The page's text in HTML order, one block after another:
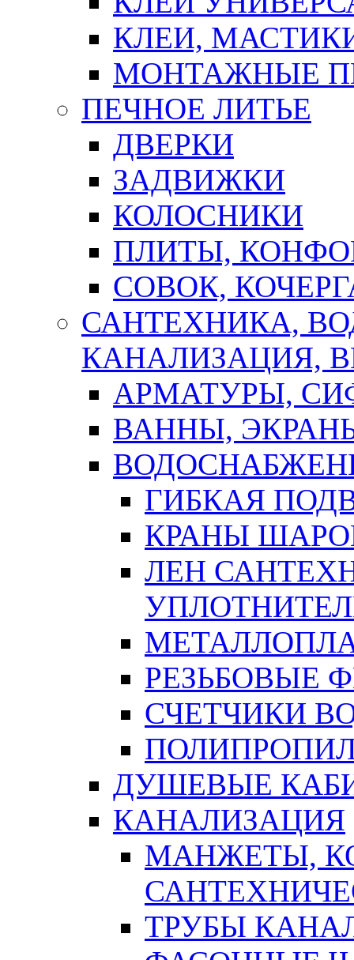
КЛЕИ,
МОНТАЖНЫЕ
ПЕЧНОЕ ЛИТЬЕ
ДВЕРКИ
ЗАДВИЖКИ
КОЛОСНИКИ
ПЛИТЫ,
СОВОК,
САНТЕХНИКА,
КАНАЛИЗАЦИЯ,
АРМАТУРЫ,
ВАННЫ,
ГИБКАЯ
КРАНЫ
ЛЕН
РЕЗЬБОВЫЕ
СЧЕТЧИКИ
ДУШЕВЫЕ
КАНАЛИЗАЦИЯ
МАНЖЕТЫ,
ТРУБЫ